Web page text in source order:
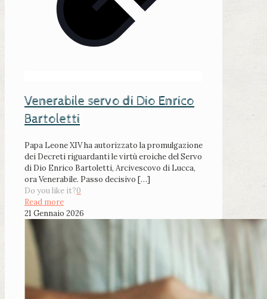
Venerabile servo di Dio Enrico
Bartoletti
Papa Leone XIV ha autorizzato la promulgazione
dei Decreti riguardanti le virtù eroiche del Servo
di Dio Enrico Bartoletti, Arcivescovo di Lucca,
ora Venerabile. Passo decisivo […]
Do you like it?0
Read more
21 Gennaio 2026